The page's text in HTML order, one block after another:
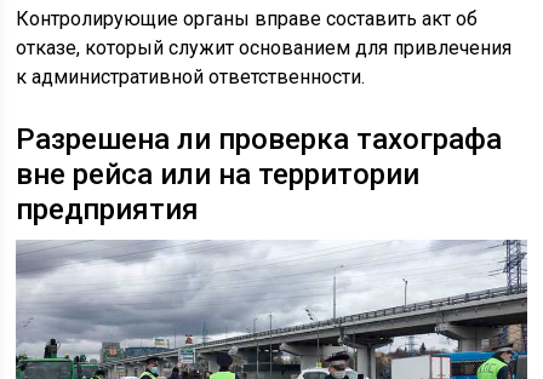
Контролирующие органы вправе составить акт об
отказе, который служит основанием для привлечения
к административной ответственности.
Разрешена ли проверка тахографа
вне рейса или на территории
предприятия